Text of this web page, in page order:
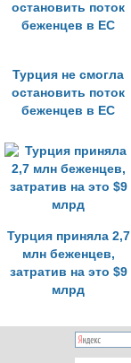
Турция не смогла
остановить поток
беженцев в ЕС
Турция приняла 2,7
млн беженцев,
затратив на это $9
млрд